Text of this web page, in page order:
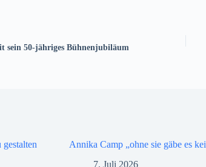
sein 50-jähriges Bühnenjubiläum
Annika Camp „ohne sie gäbe es
7. Juli 2026